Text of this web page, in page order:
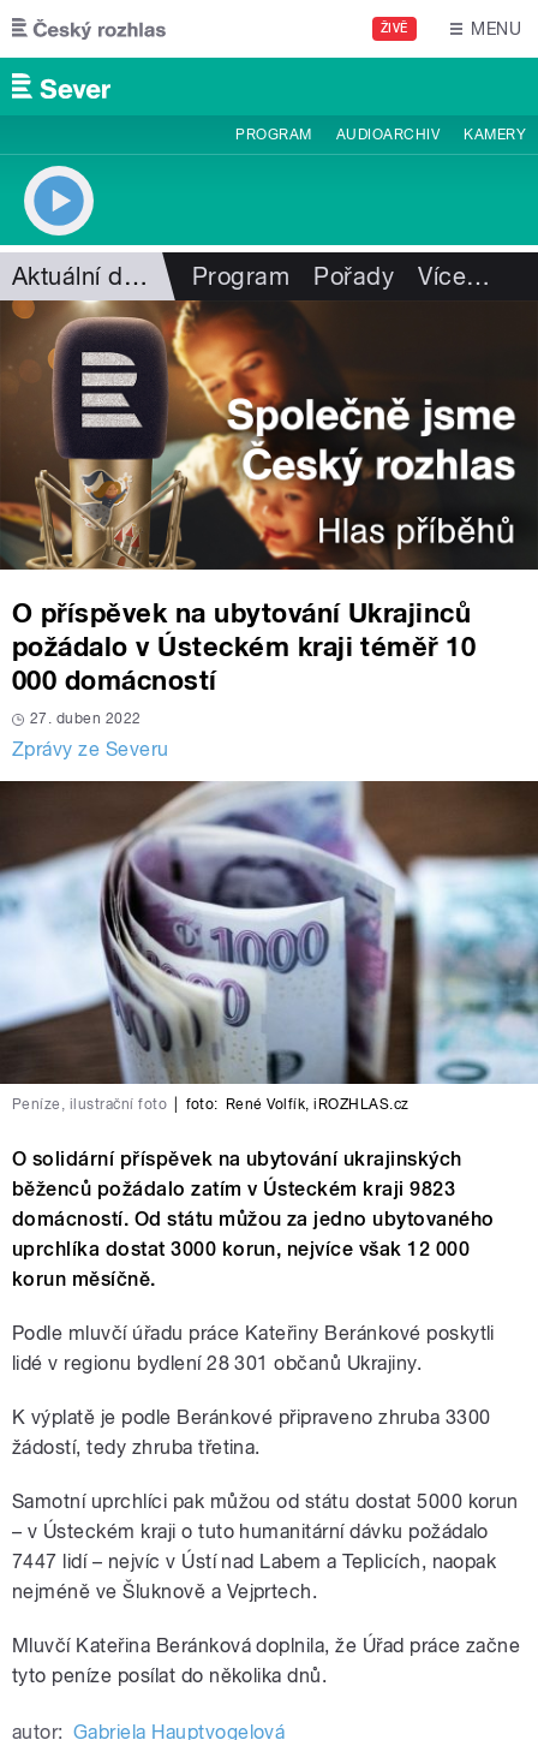
Přejít k hlavnímu obsahu
ŽIVĚ MENU
PROGRAM AUDIOARCHIV KAMERY
Aktuální dění Program Pořady Více…
O příspěvek na ubytování Ukrajinců
požádalo v Ústeckém kraji téměř 10
000 domácností
27. duben 2022
Zprávy ze Severu
Peníze, ilustrační foto foto: René Volfík,iROZHLAS.cz
O solidární příspěvek na ubytování ukrajinských
běženců požádalo zatím v Ústeckém kraji 9823
domácností. Od státu můžou za jedno ubytovaného
uprchlíka dostat 3000 korun, nejvíce však 12 000
korun měsíčně.
Podle mluvčí úřadu práce Kateřiny Beránkové poskytli
lidé v regionu bydlení 28 301 občanů Ukrajiny.
K výplatě je podle Beránkové připraveno zhruba 3300
žádostí, tedy zhruba třetina.
Samotní uprchlíci pak můžou od státu dostat 5000 korun
– v Ústeckém kraji o tuto humanitární dávku požádalo
7447 lidí – nejvíc v Ústí nad Labem a Teplicích, naopak
nejméně ve Šluknově a Vejprtech.
Mluvčí Kateřina Beránková doplnila, že Úřad práce začne
tyto peníze posílat do několika dnů.
autor: Gabriela Hauptvogelová